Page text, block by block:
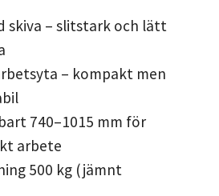
skiva – slitstark och lätt
– kompakt men
740–1015 mm för
arbete
500 kg (jämnt